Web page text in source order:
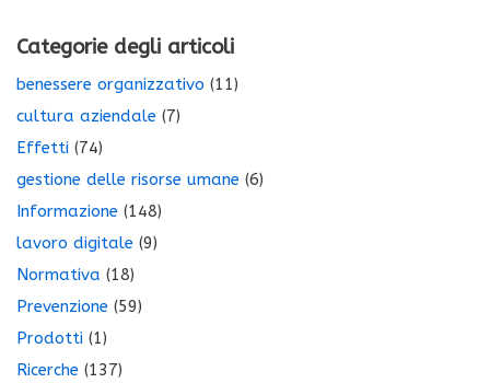
Categorie degli articoli
benessere organizzativo (11)
cultura aziendale (7)
Effetti (74)
gestione delle risorse umane (6)
Informazione (148)
lavoro digitale (9)
Normativa (18)
Prevenzione (59)
Prodotti (1)
Ricerche (137)